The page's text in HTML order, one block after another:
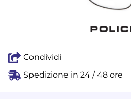
Condividi
Spedizione in 24 / 48 ore